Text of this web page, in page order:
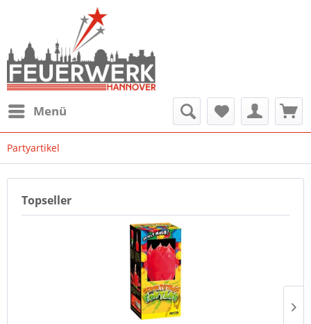
Menü
Partyartikel
Topseller